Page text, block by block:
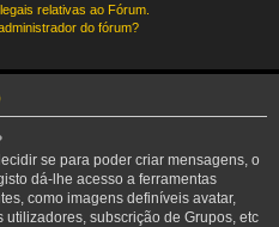
relativas ao Fórum.
do fórum?
se para poder criar mensagens, o
dá-lhe acesso a ferramentas
como imagens definíveis avatar,
subscrição de Grupos, etc